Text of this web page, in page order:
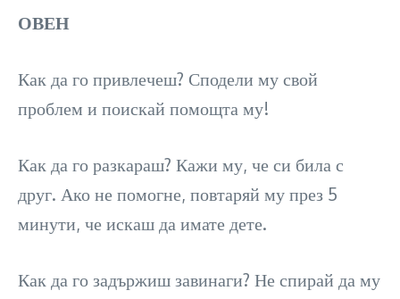
ОВЕН
Как да го привлечеш? Сподели му свой
проблем и поискай помощта му!
Как да го разкараш? Кажи му, че си била с
друг. Ако не помогне, повтаряй му през 5
минути, че искаш да имате дете.
Как да го задържиш завинаги? Не спирай да му